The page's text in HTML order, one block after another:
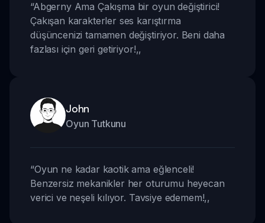
“Abgerny Ama Çakışma bir oyun değiştirici!
Çakışan karakterler ses karıştırma
düşüncenizi tamamen değiştiriyor. Beni daha
fazlası için geri getiriyor!,,
John
Oyun Tutkunu
“Oyun ne kadar kaotik ama eğlenceli!
Benzersiz mekanikler her oturumu heyecan
verici ve neşeli kılıyor. Tavsiye edemem!,,